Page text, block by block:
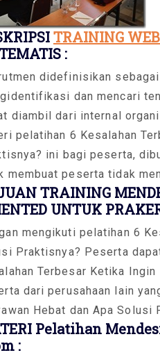
TRAINING
:
didefinisikan
dan mencari
diambil dari internal
pelatihan 6 Kesalahan
ini bagi peserta,
membuat peserta tidak
TRAINING
UNTUK
mengikuti pelatihan 6
Praktisnya? Peserta
Terbesar Ketika
dari perusahaan lain
Hebat dan Apa Solusi
Pelatihan
: